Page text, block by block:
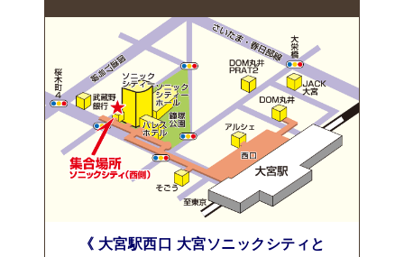
《 大宮駅西口 大宮ソニックシティと